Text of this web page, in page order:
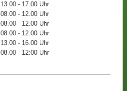
13.00 - 17.00 Uhr
08.00 - 12.00 Uhr
08.00 - 12.00 Uhr
08.00 - 12.00 Uhr
13.00 - 16.00 Uhr
08.00 - 12:00 Uhr